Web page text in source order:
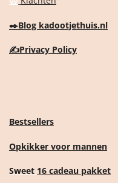
✒️Blog kadootjethuis.nl
✍️Privacy Policy
Bestsellers
Opkikker voor mannen
Sweet 16 cadeau pakket